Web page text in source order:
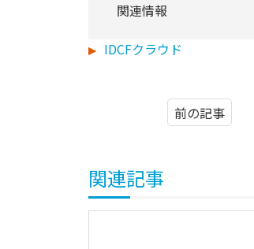
関連情報
IDCFクラウド
前の記事
関連記事